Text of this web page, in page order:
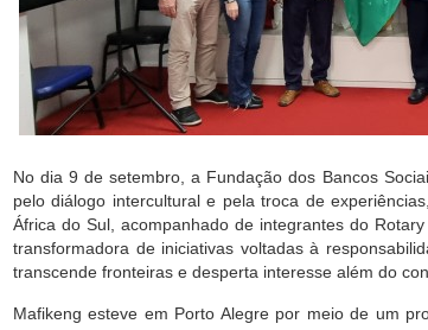
No dia 9 de setembro, a Fundação dos Bancos
pelo diálogo intercultural e pela troca de
África do Sul, acompanhado de integrantes do
transformadora de iniciativas voltadas à
transcende fronteiras e desperta interesse além do
Mafikeng esteve em Porto Alegre por meio de um